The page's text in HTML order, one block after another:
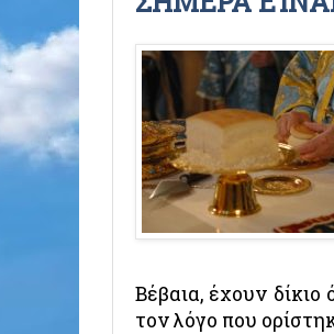
ΠΕΡΙΟΔΟΣ 2016 - 2017
ΠΕΡΙΟΔΟΣ 2015 - 2016
ΠΕΡΙΟΔΟΣ 2014 - 2015
Βέβαια, έχουν
τον λόγο που